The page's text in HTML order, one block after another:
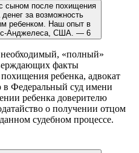
необходимый, «полный»
факты
ребенка, адвокат
Федеральный суд имени
ребенка доверителю
о получении отцом
судебном процессе.